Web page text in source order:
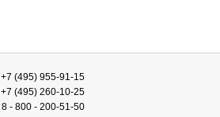
+7 (495) 955-91-15
+7 (495) 260-10-25
8 - 800 - 200-51-50